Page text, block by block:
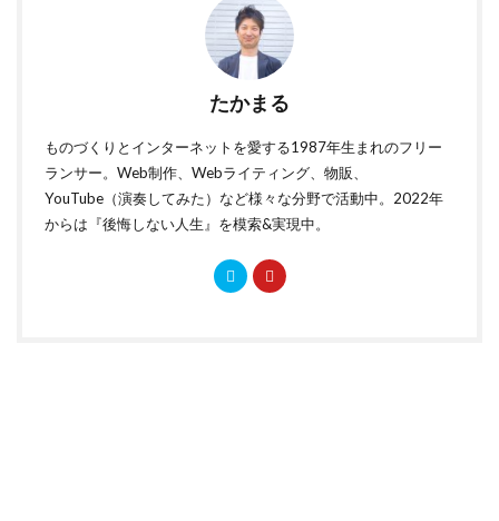
たかまる
ものづくりとインターネットを愛する1987年生まれのフリー
ランサー。Web制作、Webライティング、物販、
YouTube（演奏してみた）など様々な分野で活動中。2022年
からは『後悔しない人生』を模索&実現中。